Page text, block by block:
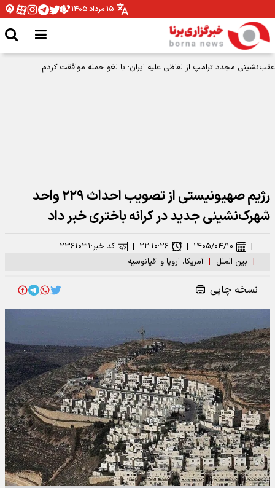
۱۵ مرداد ۱۴۰۵
عقب‌نشینی مجدد ترامپ از لفاظی علیه ایران: با لغو حمله موافقت کردم
رژیم صهیونیستی از تصویب احداث ۲۲۹ واحد
شهرک‌نشینی جدید در کرانه باختری خبر داد
| بین الملل | آمریکا، اروپا و اقیانوسیه
| ۱۴۰۵/۰۴/۱۰ | ۲۲:۱۰:۲۶ | کد خبر:۲۳۶۱۰۳۱
نسخه چاپی